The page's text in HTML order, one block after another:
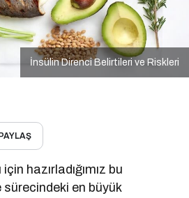
İnsülin Direnci Belirtileri ve Riskleri
PAYLAŞ
için hazırladığımız bu
en büyük